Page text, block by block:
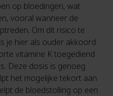
op bloedingen, wat
vooral wanneer de
Om dit risico te
je hier als ouder akkoord
vitamine K toegediend
Deze dosis is genoeg
het mogelijke tekort aan
de bloedstolling op een